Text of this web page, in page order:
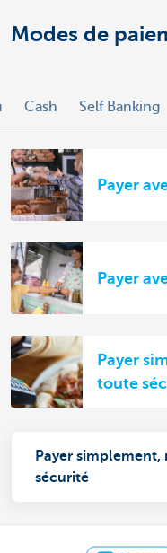
Modes de
Cash Self Banking
Payer
Payer
Payer
toute
Payer
sécurité